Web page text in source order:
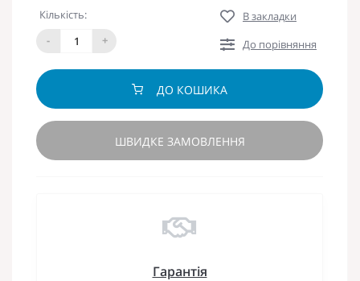
Кількість:
-
+
В закладки
До порівняння
ДО КОШИКА
ШВИДКЕ ЗАМОВЛЕННЯ
Гарантія